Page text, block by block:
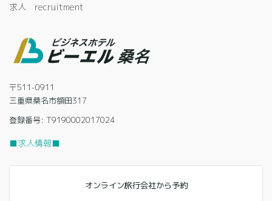
求人 recruitment
〒511-0911
三重県桑名市額田317
登録番号: T9190002017024
■求人情報■
オンライン旅行会社から予約